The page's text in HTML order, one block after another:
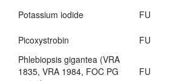
Potassium iodide
FU
Picoxystrobin
FU
Phlebiopsis gigantea (VRA
1835, VRA 1984, FOC PG
FU